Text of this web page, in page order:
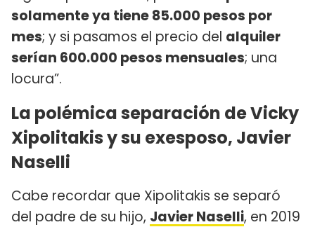
solamente ya tiene 85.000 pesos por
mes; y si pasamos el precio del alquiler
serían 600.000 pesos mensuales; una
locura”.
La polémica separación de Vicky
Xipolitakis y su exesposo, Javier
Naselli
Cabe recordar que Xipolitakis se separó
del padre de su hijo, Javier Naselli, en 2019